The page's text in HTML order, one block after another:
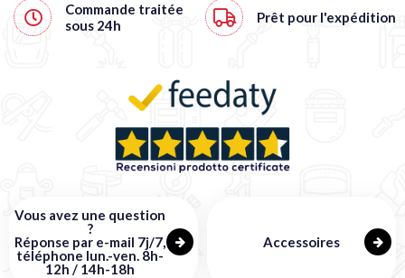
Commande traitée
sous 24h Prêt pour l'expédition
Vous avez une question
?
Réponse par e-mail 7j/7,
téléphone lun.-ven. 8h-
12h / 14h-18h
Accessoires